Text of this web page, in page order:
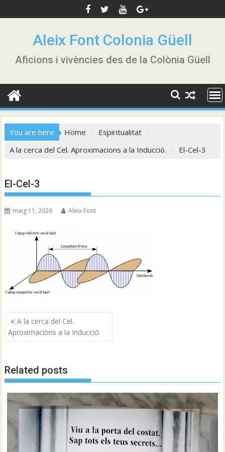
to
Aleix Font Colonia Güell
Aficions i vivències des de la Colònia Güell
You are here Home
Espiritualitat
A la cerca del Cel. Aproximacions a la Inducció.
El-Cel-3
El-Cel-3
maig 11, 2026 Aleix Font
Navegació
d'entrades
A la cerca del Cel.
Aproximacions a la Inducció.
Related posts